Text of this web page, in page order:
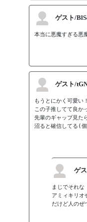
ゲスト/
本当に悪魔すぎる悪
ゲスト/
もうとにかく可愛い！
この子推してて良か
先輩のギャップ見た
沼ると確信してる(
ゲ
まじでそれな
アミィキリオ